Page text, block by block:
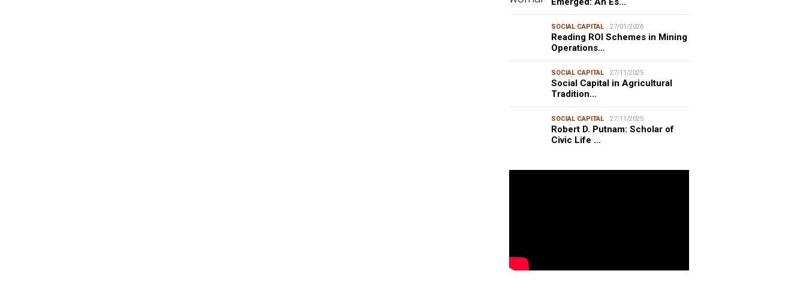
SOCIAL CAPITAL 27/01/2026
Reading ROI Schemes in Mining
Operations…
SOCIAL CAPITAL 27/11/2025
Social Capital in Agricultural
Tradition…
SOCIAL CAPITAL 27/11/2025
Robert D. Putnam: Scholar of
Civic Life …